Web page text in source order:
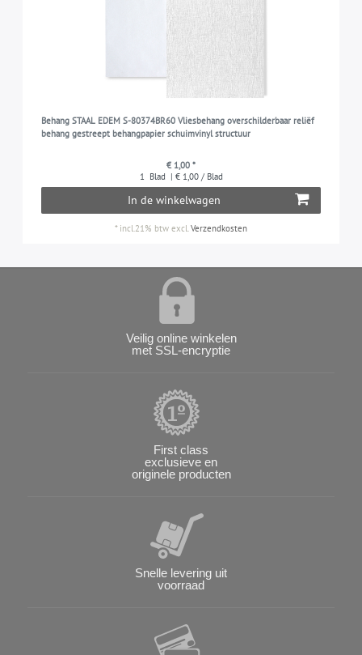
Behang STAAL EDEM S-80374BR60 Vliesbehang overschilderbaar reliëf
behang gestreept behangpapier schuimvinyl structuur
€ 1,00 *
1 Blad | € 1,00 / Blad
In de winkelwagen
* incl.21% btw excl.Verzendkosten
Veilig online winkelen
met SSL-encryptie
First class
exclusieve en
originele producten
Snelle levering uit
voorraad